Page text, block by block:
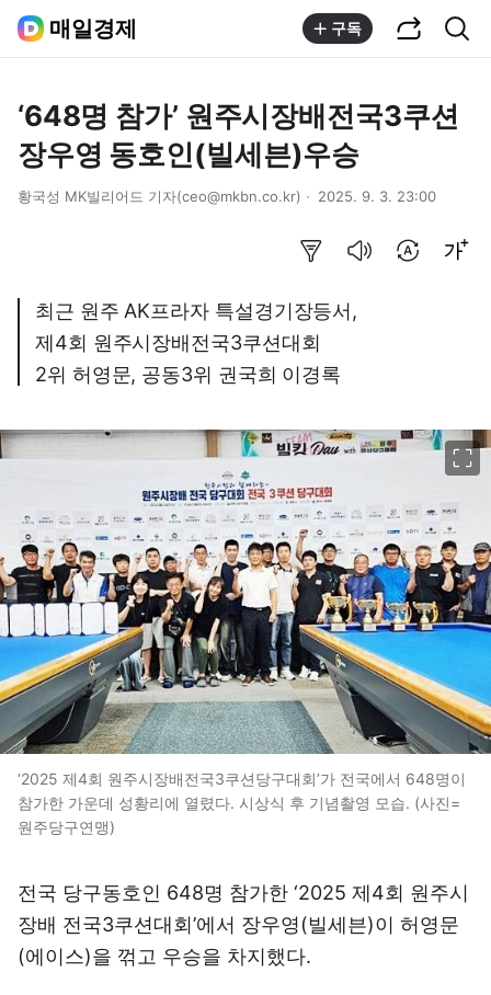
매일경제 구독
‘648명 참가’ 원주시장배전국3쿠션
장우영 동호인(빌세븐)우승
황국성 MK빌리어드 기자(ceo@mkbn.co.kr) 2025. 9. 3. 23:00
최근 원주 AK프라자 특설경기장등서,
제4회 원주시장배전국3쿠션대회
2위 허영문, 공동3위 권국희 이경록
‘2025 제4회 원주시장배전국3쿠션당구대회’가 전국에서 648명이
참가한 가운데 성황리에 열렸다. 시상식 후 기념촬영 모습. (사진=
원주당구연맹)
전국 당구동호인 648명 참가한 ‘2025 제4회 원주시
장배 전국3쿠션대회’에서 장우영(빌세븐)이 허영문
(에이스)을 꺾고 우승을 차지했다.